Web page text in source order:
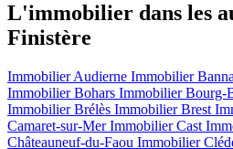
L'immobilier dans les
Finistère
Immobilier Audierne Immobilier
Immobilier Bohars Immobilier Bourg-
Immobilier Brélès Immobilier Brest
Camaret-sur-MerImmobilier Cast
Châteauneuf-du-Faou Immobilier